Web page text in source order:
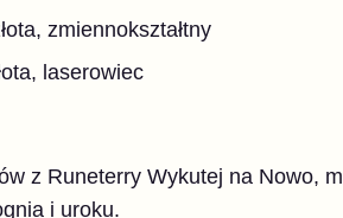
zmiennokształtny
laserowiec
z Runeterry Wykutej na Nowo,
i uroku.